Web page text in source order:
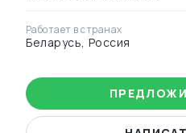
Работает в странах
Беларусь, Россия